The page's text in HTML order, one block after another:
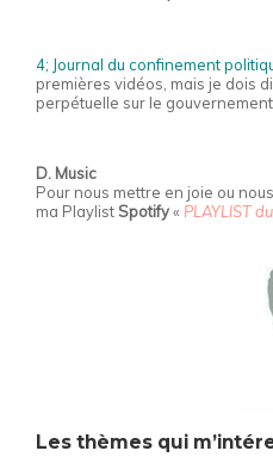
4; Journal du confinement
premières vidéos, mais je dois
perpétuelle sur le
D. Music
Pour nous mettre en joie ou
ma PlaylistSpotify« PLAYLIST
Les thèmes qui